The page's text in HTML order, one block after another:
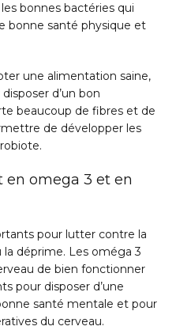
bonnes bactéries qui
bonne santé physique et
une alimentation saine,
d’un bon
beaucoup de fibres et de
de développer les
omega 3 et en
pour lutter contre la
la déprime. Les oméga 3
de bien fonctionner
pour disposer d’une
santé mentale et pour
du cerveau.